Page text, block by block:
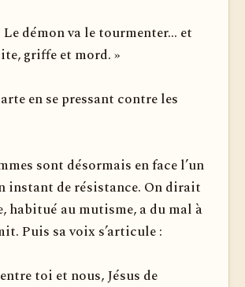
démon va le tourmenter... et
griffe et mord. »
en se pressant contre les
sont désormais en face l’un
instant de résistance. On dirait
habitué au mu­tisme, a du mal à
Puis sa voix s’articule :
toi et nous, Jésus de